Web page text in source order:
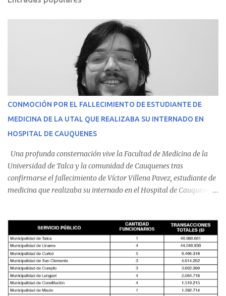
CONMOCIÓN POR EL FALLECIMIENTO DE ESTUDIANTE DE
MEDICINA DE LA UTAL QUE REALIZABA SU INTERNADO EN
HOSPITAL DE CAUQUENES
Una profunda consternación vive la Facultad de Medicina de la
Universidad de Talca y la comunidad de Cauquenes tras
confirmarse el fallecimiento de Víctor Villena Pavez, estudiante de
medicina que realizaba su internado en el Hospital de Cauquenes.
malestares físicos. Dada la complejidad de su estado de salud, el
equipo médico determinó su traslado de urgencia al Hospital
Regional de Talca y dado la urgencia la ambulancia partió hacia
Talca con escolta de Carabineros. En medio del traslado, el
estudiante de medicina de 25 años, se agravó y pese a los esfuerzos
del personal de emergencia terminó falleciendo, sin alcanzar a